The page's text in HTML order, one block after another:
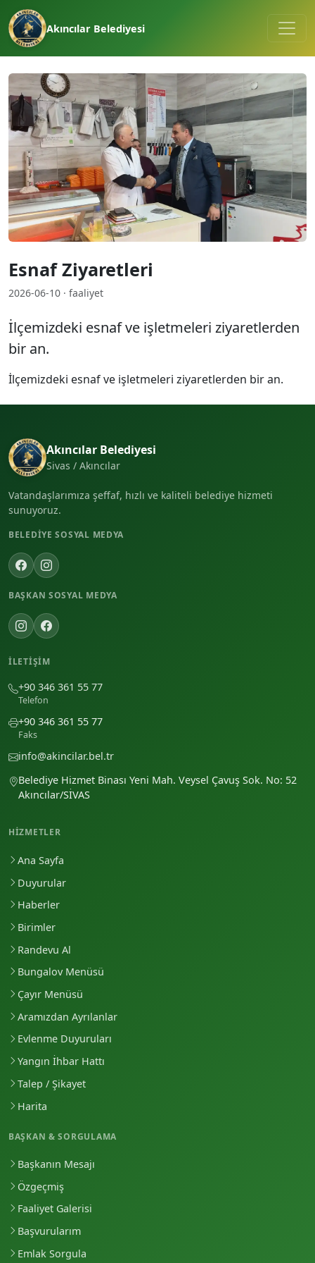
Akıncılar Belediyesi
Esnaf Ziyaretleri
2026-06-10 · faaliyet
İlçemizdeki esnaf ve işletmeleri ziyaretlerden
bir an.
İlçemizdeki esnaf ve işletmeleri ziyaretlerden bir an.
Akıncılar Belediyesi
Sivas / Akıncılar
Vatandaşlarımıza şeffaf, hızlı ve kaliteli belediye hizmeti
sunuyoruz.
BELEDIYE SOSYAL MEDYA
BAŞKAN SOSYAL MEDYA
İLETIŞIM
+90 346 361 55 77
Telefon
+90 346 361 55 77
Faks
info@akincilar.bel.tr
Belediye Hizmet Binası Yeni Mah. Veysel Çavuş Sok. No: 52
Akıncılar/SİVAS
HIZMETLER
Ana Sayfa
Duyurular
Haberler
Birimler
Randevu Al
Bungalov Menüsü
Çayır Menüsü
Aramızdan Ayrılanlar
Evlenme Duyuruları
Yangın İhbar Hattı
Talep / Şikayet
Harita
BAŞKAN & SORGULAMA
Başkanın Mesajı
Özgeçmiş
Faaliyet Galerisi
Başvurularım
Emlak Sorgula